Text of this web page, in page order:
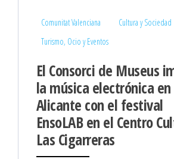
Comunitat Valenciana
Cultura y Sociedad
Turismo, Ocio y Eventos
El Consorci de Museus
la música electrónica en
Alicante con el festival
EnsoLAB en el Centro
Las Cigarreras